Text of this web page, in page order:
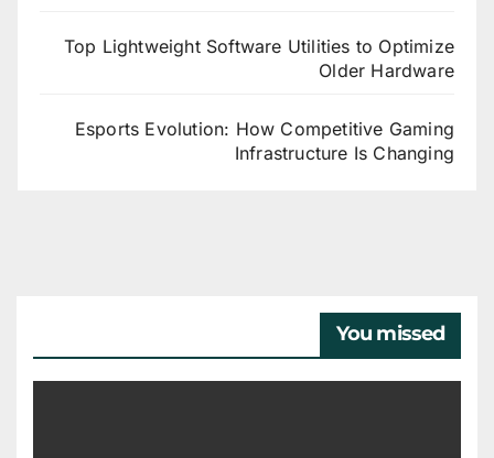
Top Lightweight Software Utilities to Optimize
Older Hardware
Esports Evolution: How Competitive Gaming
Infrastructure Is Changing
You missed